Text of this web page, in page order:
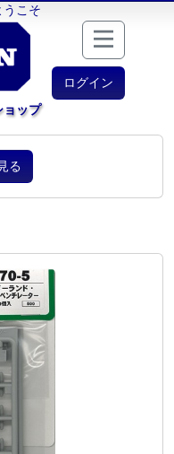
こそ
ログイン
ップ
る